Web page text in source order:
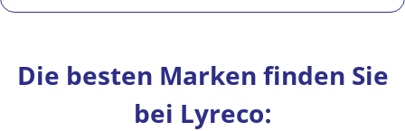
Die besten Marken finden Sie
bei Lyreco: